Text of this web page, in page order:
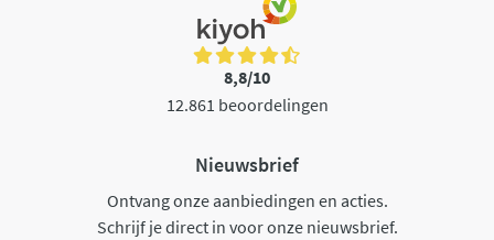
8,8/10
12.861 beoordelingen
Nieuwsbrief
Ontvang onze aanbiedingen en acties.
Schrijf je direct in voor onze nieuwsbrief.